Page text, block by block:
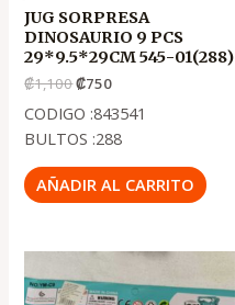
JUG SORPRESA
DINOSAURIO 9 PCS
29*9.5*29CM 545-01(288)
₡1,100₡750
CODIGO :843541
BULTOS :288
AÑADIR AL CARRITO